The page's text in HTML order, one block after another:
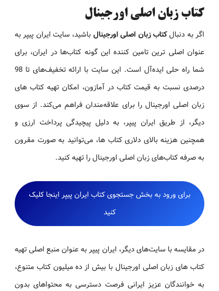
کتاب زبان اصلی اورجینال
اگر به دنبالکتاب زبان اصلی اورجینال باشید، سایت ایران پیپر به
عنوان اصلی ترین تامین کننده این گونه کتاب‌ها در ایران، برای
شما راه حلی ایده‌آل است. این سایت با ارائه تخفیف‌های تا 98
درصدی نسبت به قیمت کتاب در آمازون، امکان تهیه کتاب های
زبان اصلی اورجینال را برای علاقه‌مندان فراهم می‌کند. از سوی
دیگر، از طریق ایران پیپر، به دلیل پیچیدگی پرداخت ارزی و
همچنین هزینه بالای دلاری کتاب ها، می‌توانید به صورت مقرون
به صرفه کتاب‌های زبان اصلی اورجینال را تهیه کنید.
برای ورود به بخش جستجوی کتاب ایران پیپر اینجا کلیک
کنید
در مقایسه با سایت‌های دیگر، ایران پیپر به عنوان منبع اصلی تهیه
کتاب های زبان اصلی اورجینال با بیش از ده میلیون کتاب متنوع،
به خوانندگان عزیز ایرانی فرصت دسترسی به محتواهای بدون